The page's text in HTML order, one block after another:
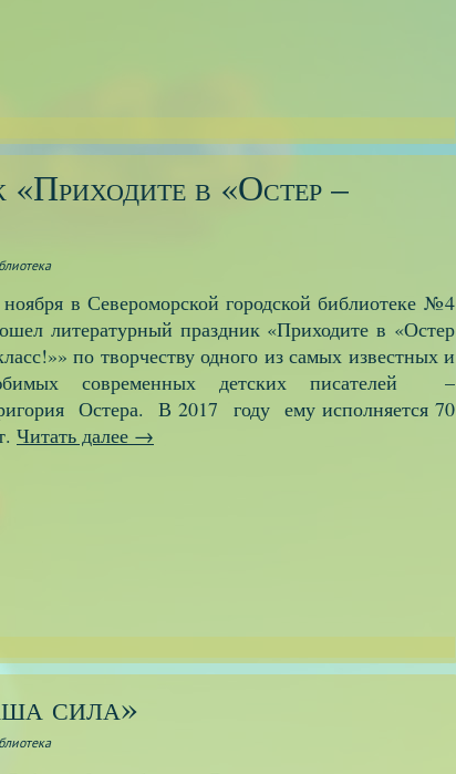
«Приходите в «Остер –
ноября в Североморской городской библиотеке №4
литературный праздник «Приходите в «Остер
по творчеству одного из самых известных и
современных детских писателей –
Остера. В 2017 году ему исполняется 70
Читать далее →
сила»